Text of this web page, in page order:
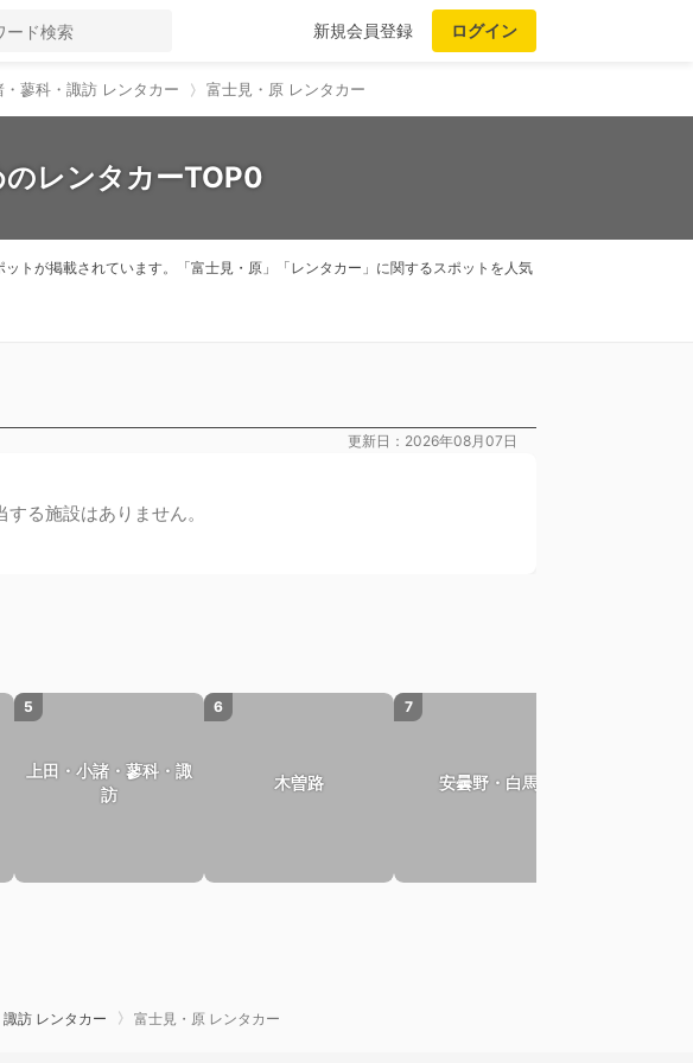
新規会員登録 ログイン
・蓼科・諏訪 レンタカー 富士見・原 レンタカー
のレンタカーTOP0
トが掲載されています。「富士見・原」「レンタカー」に関するスポットを人気
更新日：2026年08月07日
する施設はありません。
5
上田・小諸・蓼科・諏
訪
6
木曽路
7
安曇野・白馬
訪 レンタカー 富士見・原 レンタカー